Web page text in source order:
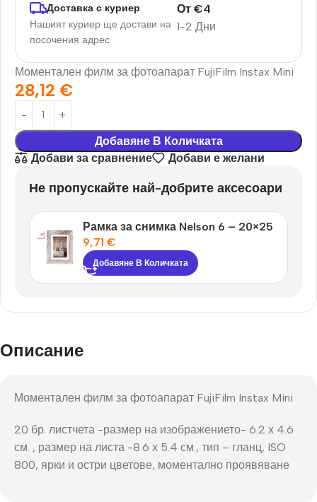
Доставка с куриер
Нашият куриер ще достави на
посочения адрес
1-2 Дни
От€4
Моментален филм за фотоапарат FujiFilm Instax Mini
28,12 €
Добавяне В Количката
Добави за сравнение
Добави е желани
Не пропускайте най-добрите аксесоари
Рамка за снимка Nelson 6 – 20×25
9,71 €
Добавяне В Количката
Описание
Моментален филм за фотоапарат FujiFilm Instax Mini
20 бр. листчета -размер на изображението- 6.2 х 4.6
см. , размер на листа -8.6 х 5.4 см., тип – гланц, ISO
800, ярки и остри цветове, моментално проявяване